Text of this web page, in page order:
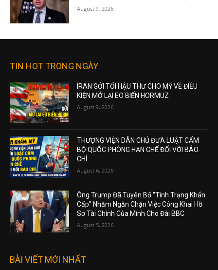
August 9, 2026
TIN HOT TRONG NGÀY
IRAN GỞI TỐI HẬU THƯ CHO MỸ VỀ ĐIỀU
KIỆN MỞ LẠI EO BIỂN HORMUZ
August 9, 2026
THƯỢNG VIỆN DÂN CHỦ ĐƯA LUẬT CẤM
BỘ QUỐC PHÒNG HẠN CHẾ ĐỐI VỚI BÁO
CHÍ
August 6, 2026
Ông Trump Đã Tuyên Bố “Tình Trạng Khẩn
Cấp” Nhằm Ngăn Chặn Việc Công Khai Hồ
Sơ Tài Chính Của Mình Cho Đài BBC
August 5, 2026
BÀI VIẾT MỚI NHẤT